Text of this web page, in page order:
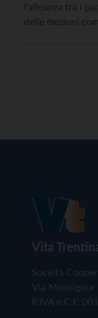
l'alleanza tra i
delle elezioni
Vita
Società
Via Monsignor
P.IVA e C.F.